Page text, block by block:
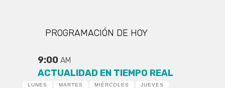
PROGRAMACIÓN DE HOY
9:00 AM
ACTUALIDAD EN TIEMPO REAL
LUNES MARTES MIÉRCOLES
JUEVES